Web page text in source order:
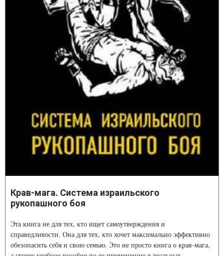
Крав-мага. Система израильского
рукопашного боя
Эта книга не для тех, кто ищет самоутверждения и
справедливости. Она для тех, кто хочет максимально эффективно
обезопасить себя и свою семью. Это не просто книга о крав-мага,